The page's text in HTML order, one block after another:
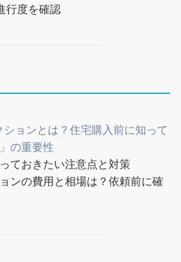
行度を確認
ョンとは？住宅購入前に知って
の重要性
ておきたい注意点と対策
ンの費用と相場は？依頼前に確